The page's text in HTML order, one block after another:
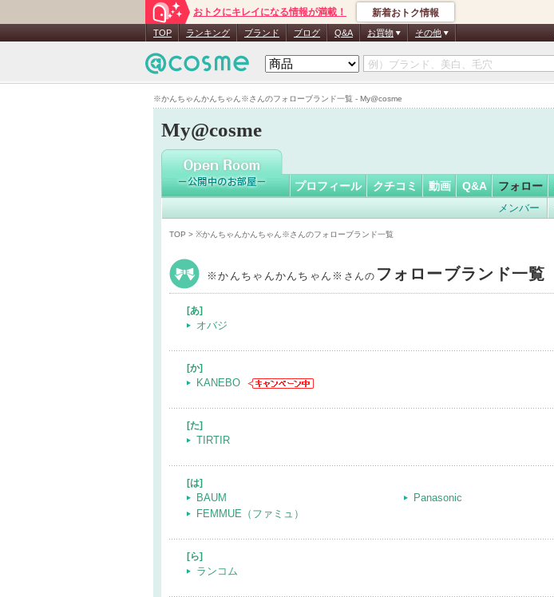
※かんちゃんかんちゃん※さんのフォローブランド一覧 - My@cosme
おトクにキレイになる情報が満載！ 新着おトク情報
TOP ランキング ブランド ブログ Q&A お買物 その他
My@cosme
※かんちゃんかん…さん
プロフィール クチコミ 動画 Q&A フォロー
メンバー
TOP > ※かんちゃんかんちゃん※さんのフォローブランド一覧
※かんちゃんかんちゃん※ さんの フォローブランド一覧
[あ]
オバジ
[か]
KANEBO
[た]
TIRTIR
[は]
BAUM
Panasonic
FEMMUE（ファミュ）
[ら]
ランコム